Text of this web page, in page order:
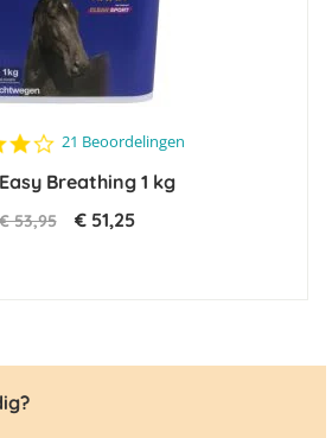
4.2
rating
21 Beoordelingen
Breathing 1 kg
53,95 € 51,25